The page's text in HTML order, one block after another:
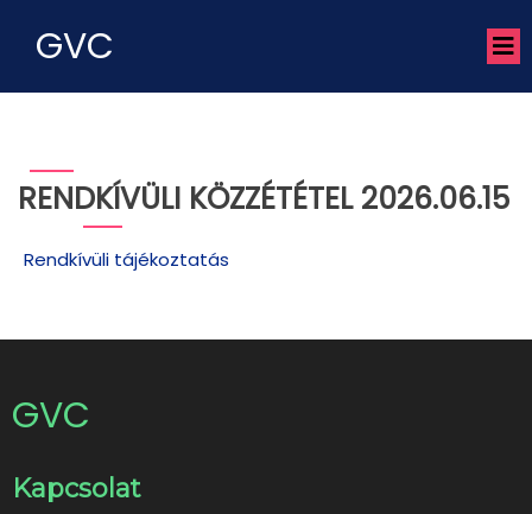
GVC
RENDKÍVÜLI KÖZZÉTÉTEL 2026.06.15
Rendkívüli tájékoztatás
GVC
Kapcsolat